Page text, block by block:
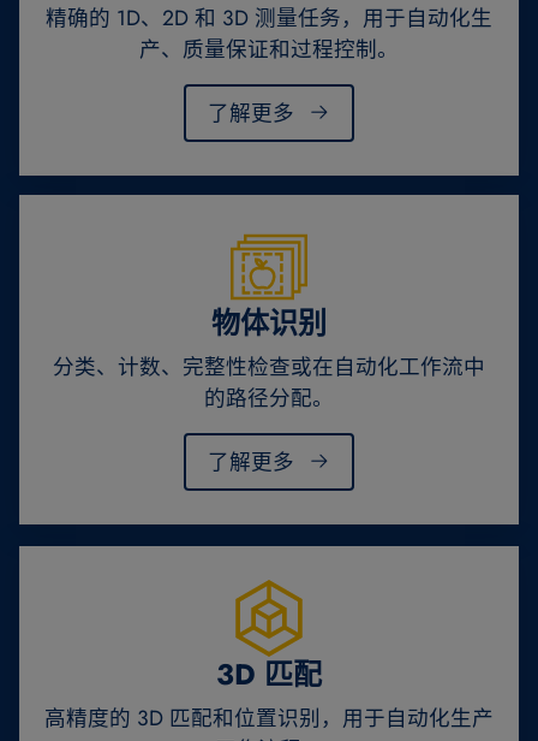
精确的 1D、2D 和 3D 测量任务，用于自动化生
产、质量保证和过程控制。
了解更多
物体识别
分类、计数、完整性检查或在自动化工作流中
的路径分配。
了解更多
3D 匹配
高精度的 3D 匹配和位置识别，用于自动化生产